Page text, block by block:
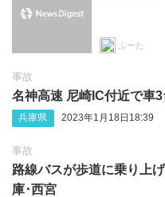
ふーた
事故
名神高速 尼崎IC付近で車
兵庫県 2023年1月18日18:39
事故
路線バスが歩道に乗り上
庫･西宮